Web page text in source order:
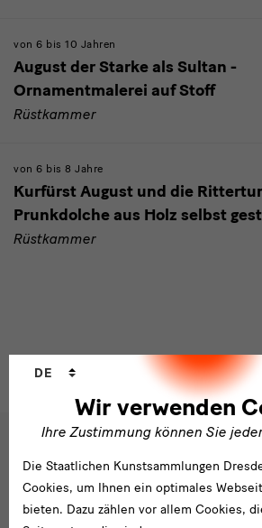
von 6 bis 10 Jahren
August der Starke als Sultan -
Ornamentmalerei auf Stoff
Rüstkammer
von 6 bis 8 Jahre
Kurfürst August und die
Prunkdolche aus Holz selbst
Rüstkammer
Wir verwenden
Ihre Zustimmung können Sie
DE
Die Staatlichen Kunstsammlungen
Cookies, um Ihnen ein optimales
bieten. Dazu zählen vor allem Cookies,
Social
Media
Folgen Sie uns
Facebook
X YoutubeInstagram
SKD